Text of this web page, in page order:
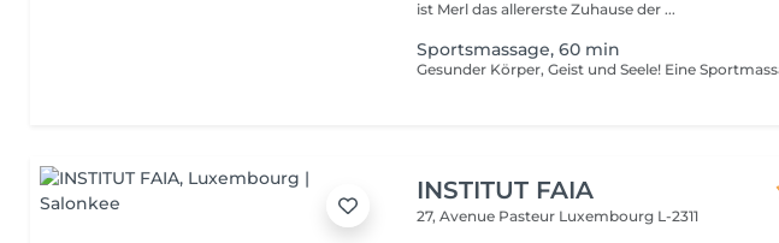
ist Merl das allererste Zuhause der ...
Sportsmassage, 60 min
INSTITUT FAIA
27, Avenue Pasteur Luxembourg L-2311